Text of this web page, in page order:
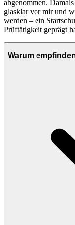
abgenommen.
glasklar vor mir und
werden – ein
Prüftätigkeit geprägt
Warum